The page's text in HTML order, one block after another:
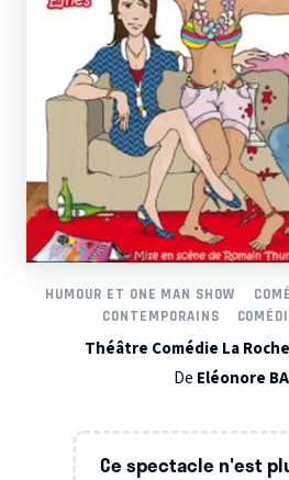
HUMOUR ET ONE MAN SHOW
CONTEMPORAINS
Théâtre Comédie La
De Eléonore
Ce spectacle n'est